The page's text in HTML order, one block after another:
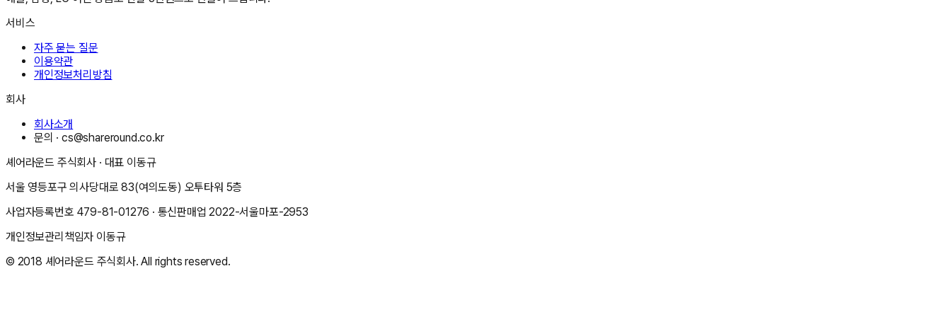
서비스
자주 묻는 질문
이용약관
개인정보처리방침
회사
회사소개
문의 ·cs@shareround.co.kr
셰어라운드 주식회사 · 대표 이동규
서울 영등포구 의사당대로 83(여의도동) 오투타워 5층
사업자등록번호 479-81-01276 · 통신판매업2022-서울마포-2953
개인정보관리책임자 이동규
© 2018 셰어라운드 주식회사. All rights reserved.